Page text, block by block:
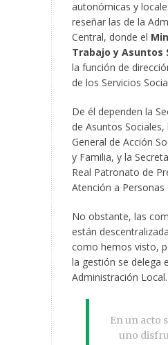
autonómicas y
reseñar las de la
Central, donde el
Trabajo y Asuntos
la función de
de los Servicios
De él dependen la
de Asuntos
General de Acción
y Familia, y la
Real Patronato de
Atención a Personas
No obstante, las
están
como hemos visto,
la gestión se delega
Administración Local.
En un acto
uno